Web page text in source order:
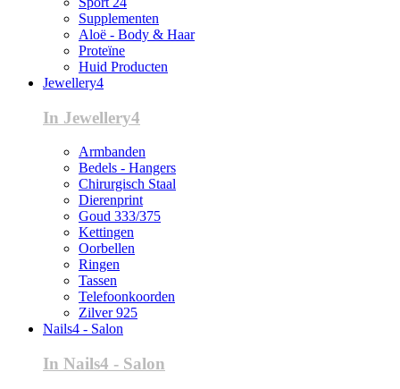
Supplementen
Aloë - Body & Haar
Proteïne
Huid Producten
Jewellery4
In Jewellery4
Armbanden
Bedels - Hangers
Chirurgisch Staal
Dierenprint
Goud 333/375
Kettingen
Oorbellen
Ringen
Tassen
Telefoonkoorden
Zilver 925
Nails4 - Salon
In Nails4 - Salon